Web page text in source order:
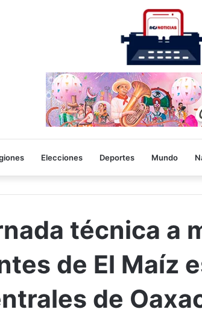
Elecciones Deportes Mundo
técnica a
de El Maíz
de